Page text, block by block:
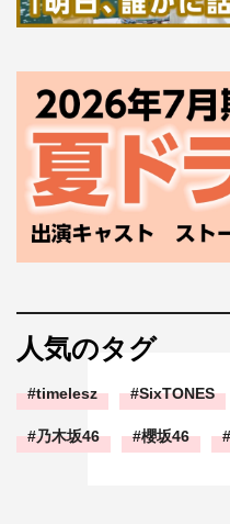
人気のタグ
timelesz SixTONES
乃木坂46 櫻坂46